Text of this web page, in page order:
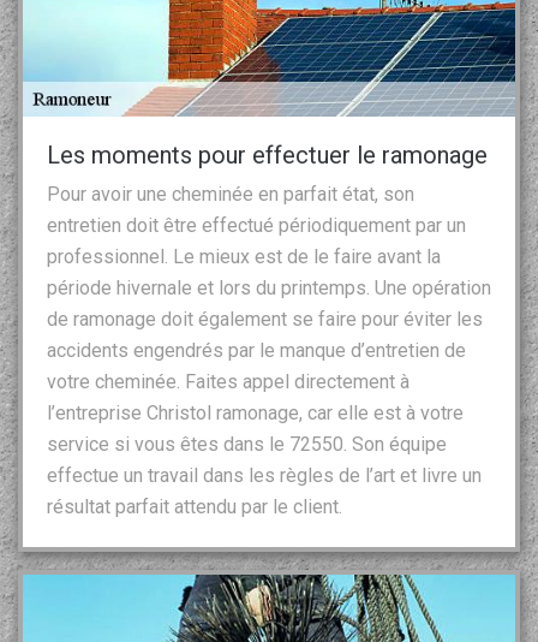
Les moments pour effectuer le ramonage
Pour avoir une cheminée en parfait état, son
entretien doit être effectué périodiquement par un
professionnel. Le mieux est de le faire avant la
période hivernale et lors du printemps. Une opération
de ramonage doit également se faire pour éviter les
accidents engendrés par le manque d’entretien de
votre cheminée. Faites appel directement à
l’entreprise Christol ramonage, car elle est à votre
service si vous êtes dans le 72550. Son équipe
effectue un travail dans les règles de l’art et livre un
résultat parfait attendu par le client.